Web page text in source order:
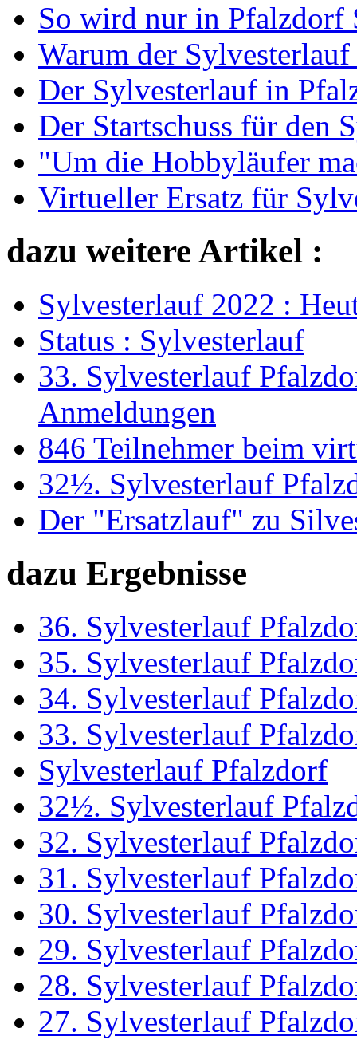
So wird nur in Pfalzdorf
Warum der
Der Sylvesterlauf in
Der Startschuss für den
"Um die Hobbyläufer
Virtueller Ersatz für
dazu weitere Artikel :
Sylvesterlauf 2022 :
Status : Sylvesterlauf
33. Sylvesterlauf
Anmeldungen
846 Teilnehmer beim
32½. Sylvesterlauf
Der "Ersatzlauf" zu
dazu Ergebnisse
36. Sylvesterlauf
35. Sylvesterlauf
34. Sylvesterlauf
33. Sylvesterlauf
Sylvesterlauf Pfalzdorf
32½. Sylvesterlauf
32. Sylvesterlauf
31. Sylvesterlauf
30. Sylvesterlauf
29. Sylvesterlauf
28. Sylvesterlauf
27. Sylvesterlauf